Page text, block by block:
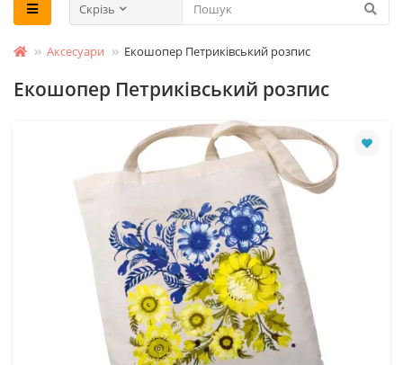
Скрізь
Аксесуари Екошопер Петриківський розпис
Екошопер Петриківський розпис